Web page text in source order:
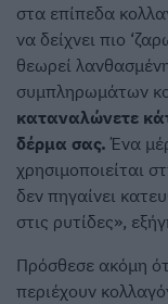
στα επίπεδα
να δείχνει πιο
θεωρεί
συμπληρωμάτων
καταναλώνετε
δέρμα σας. Ένα
χρησιμοποιείται
δεν πηγαίνει
στις ρυτίδες»,
Πρόσθεσε ακόμη
περιέχουν